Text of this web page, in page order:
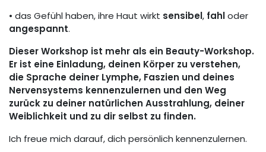
• das Gefühl haben, ihre Haut wirkt sensibel, fahloder
angespannt.
Dieser Workshop ist mehr als ein Beauty-Workshop.
Er ist eine Einladung, deinen Körper zu verstehen,
die Sprache deiner Lymphe, Faszien und deines
Nervensystems kennenzulernen und den Weg
zurück zu deiner natürlichen Ausstrahlung, deiner
Weiblichkeit und zu dir selbst zu finden.
Ich freue mich darauf, dich persönlich kennenzulernen.